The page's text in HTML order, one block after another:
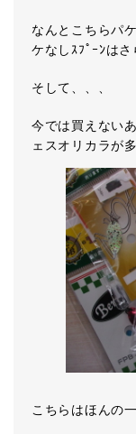
なんとこちらパ
ケなしｽﾌﾟｰﾝはさ
そして、、、
今では買えない
ェスオリカラが
こちらはほんの